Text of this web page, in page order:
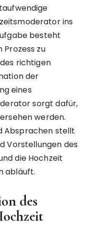
ins
besteht
zu
richtigen
der
eines
sorgt dafür,
werden.
Absprachen stellt
Vorstellungen des
die Hochzeit
abläuft.
des